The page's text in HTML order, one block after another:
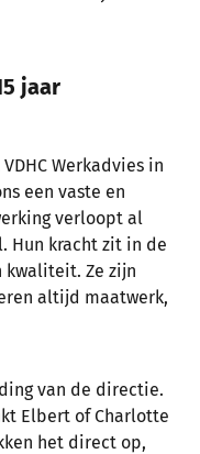
jaar
Werkadvies in
een vaste en
verloopt al
Hun kracht zit in de
Ze zijn
altijd maatwerk,
van de directie.
Elbert of Charlotte
het direct op,